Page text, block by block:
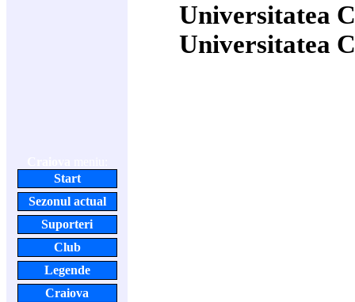
Start
Sezonul actual
Suporteri
Club
Legende
Craiova
Universitatea
Universitatea